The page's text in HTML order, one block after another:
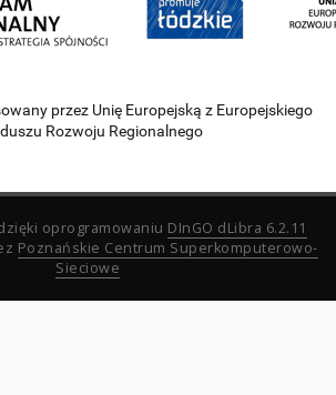
przez Unię Europejską z Europejskiego
Rozwoju Regionalnego
oprogramowaniu DInGO dLibra 6.2.11
Poznańskie Centrum Superkomputerowo-
Sieciowe